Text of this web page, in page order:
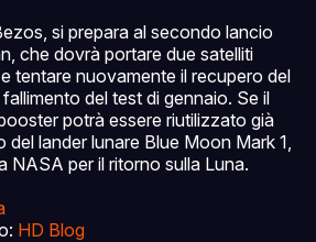
si prepara al secondo lancio
che dovrà portare due satelliti
tentare nuovamente il recupero del
del test di gennaio. Se il
potrà essere riutilizzato già
del lander lunare Blue Moon Mark 1,
NASA per il ritorno sulla Luna.
HD Blog